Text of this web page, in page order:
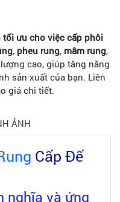
tối ưu cho việc cấp phôi
, pheu rung, mâm rung,
cao, giúp tăng năng
sản xuất của bạn. Liên
giá chi tiết.
ẢNH
Cấp Đế
nghĩa và ứng